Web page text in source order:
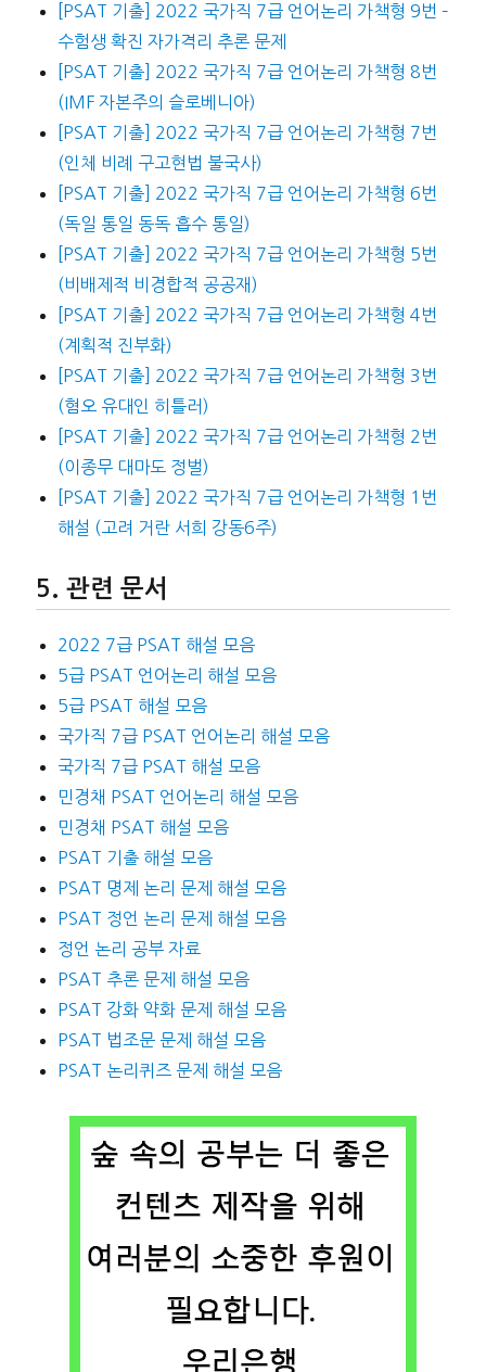
[PSAT 기출] 2022 국가직 7급 언어논리 가책형 9번 –
수험생 확진 자가격리 추론 문제
[PSAT 기출] 2022 국가직 7급 언어논리 가책형 8번
(IMF 자본주의 슬로베니아)
[PSAT 기출] 2022 국가직 7급 언어논리 가책형 7번
(인체 비례 구고현법 불국사)
[PSAT 기출] 2022 국가직 7급 언어논리 가책형 6번
(독일 통일 동독 흡수 통일)
[PSAT 기출] 2022 국가직 7급 언어논리 가책형 5번
(비배제적 비경합적 공공재)
[PSAT 기출] 2022 국가직 7급 언어논리 가책형 4번
(계획적 진부화)
[PSAT 기출] 2022 국가직 7급 언어논리 가책형 3번
(혐오 유대인 히틀러)
[PSAT 기출] 2022 국가직 7급 언어논리 가책형 2번
(이종무 대마도 정벌)
[PSAT 기출] 2022 국가직 7급 언어논리 가책형 1번
해설 (고려 거란 서희 강동6주)
관련 문서
2022 7급 PSAT 해설 모음
5급 PSAT 언어논리 해설 모음
5급 PSAT 해설 모음
국가직 7급 PSAT 언어논리 해설 모음
국가직 7급 PSAT 해설 모음
민경채 PSAT 언어논리 해설 모음
민경채 PSAT 해설 모음
PSAT 기출 해설 모음
PSAT 명제 논리 문제 해설 모음
PSAT 정언 논리 문제 해설 모음
정언 논리 공부 자료
PSAT 추론 문제 해설 모음
PSAT 강화 약화 문제 해설 모음
PSAT 법조문 문제 해설 모음
PSAT 논리퀴즈 문제 해설 모음